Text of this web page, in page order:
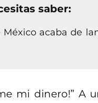
saber:
México acaba de
mi dinero!” A